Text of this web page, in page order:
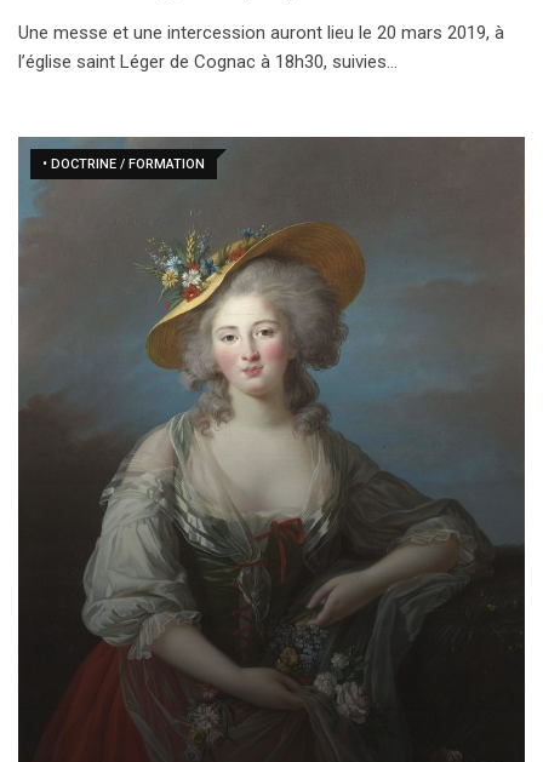
Une messe et une intercession auront lieu le 20 mars 2019, à
l’église saint Léger de Cognac à 18h30, suivies…
• DOCTRINE / FORMATION